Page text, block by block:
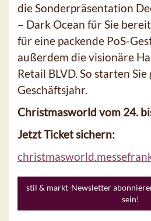
die Sonderpräsentation
– Dark Ocean für Sie
für eine packende PoS-
außerdem die visionäre
Retail BLVD. So starten
Geschäftsjahr.
Christmasworld vom 24.
Jetzt Ticket sichern:
stil & markt-Newsletter
sein!